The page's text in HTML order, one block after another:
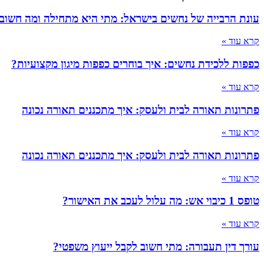
עונת הרבייה של נחשים בישראל: מתי היא מתחילה ומה
קרא עוד »
כפפות ללכידת נחשים: איך בוחרים כפפות מיגון מקצועיות?
קרא עוד »
פתרונות תאורה לבית ולעסק: איך מתכננים תאורה נכונה
קרא עוד »
פתרונות תאורה לבית ולעסק: איך מתכננים תאורה נכונה
קרא עוד »
טופס 1 כיבוי אש: מה עלול לעכב את האישור?
קרא עוד »
עורך דין תעבורה: מתי חשוב לקבל ייעוץ משפטי?